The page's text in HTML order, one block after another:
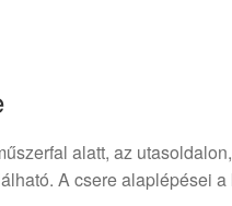
alatt, az
A csere alaplépései a